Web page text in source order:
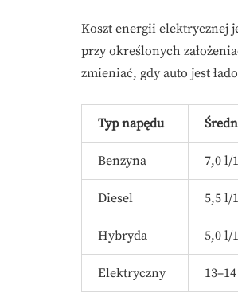
Koszt energii elektrycznej
przy określonych
zmieniać, gdy auto jest
Typ napędu
Benzyna 7,0 l/
Diesel 5,5 l/
Hybryda 5,0 l/
Elektryczny